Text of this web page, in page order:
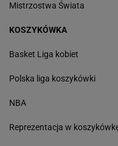
Mistrzostwa Świata
KOSZYKÓWKA
Basket Liga kobiet
Polska liga koszykówki
NBA
Reprezentacja w